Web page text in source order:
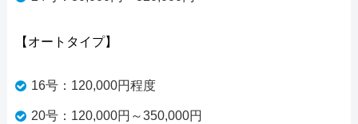
【オートタイプ】
16号：120,000円程度
20号：120,000円～350,000円